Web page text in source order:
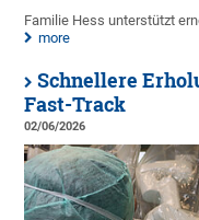
Familie Hess unterstützt
more
Schnellere
Fast-Track
02/06/2026